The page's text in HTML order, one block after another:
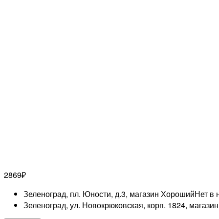
2869₽
Зеленоград, пл. Юности, д.3, магазин ХорошийНет в
Зеленоград, ул. Новокрюковская, корп. 1824,